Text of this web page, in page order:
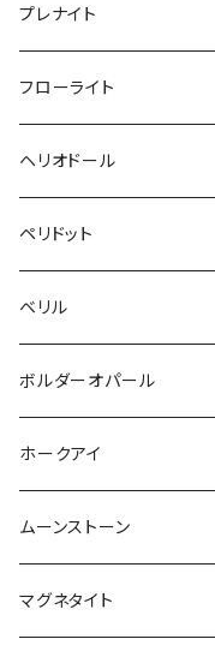
プレナイト
フローライト
ヘリオドール
ペリドット
ベリル
ボルダーオパール
ホークアイ
ムーンストーン
マグネタイト